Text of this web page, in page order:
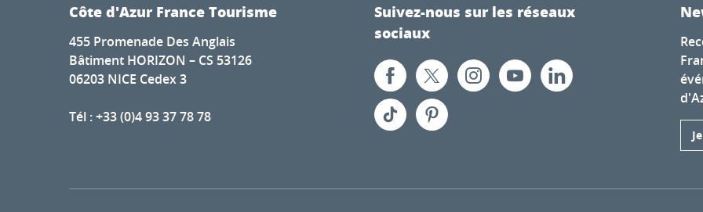
Côte d'Azur France Tourisme
455 Promenade Des Anglais
Bâtiment HORIZON – CS 53126
06203 NICE Cedex 3
Tél : +33 (0)4 93 37 78 78
Suivez-nous sur les réseaux
sociaux